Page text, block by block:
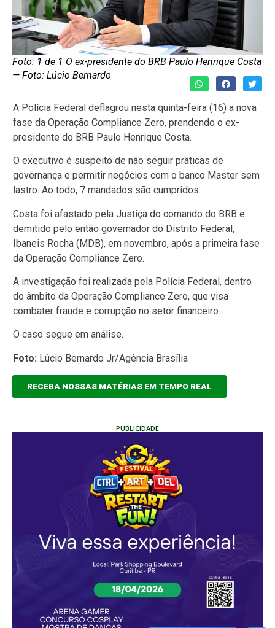
Foto: 1 de 1 O ex-presidente do BRB Paulo Henrique Costa
— Foto: Lúcio Bernardo
A Polícia Federal deflagrou nesta quinta-feira (16) a nova
fase da Operação Compliance Zero, prendendo o ex-
presidente do BRB Paulo Henrique Costa.
O executivo é suspeito de não seguir práticas de
governança e permitir negócios com o banco Master sem
lastro. Ao todo, 7 mandados são cumpridos.
Costa foi afastado pela Justiça do comando do BRB e
demitido pelo então governador do Distrito Federal,
Ibaneis Rocha (MDB), em novembro, após a primeira fase
da Operação Compliance Zero.
A investigação foi realizada pela Polícia Federal, dentro
do âmbito da Operação Compliance Zero, que visa
combater fraude e corrupção no setor financeiro.
O caso segue em análise.
Foto: Lúcio Bernardo Jr/Agência Brasília
RECEBA NOSSAS MATÉRIAS EM TEMPO REAL
PUBLICIDADE